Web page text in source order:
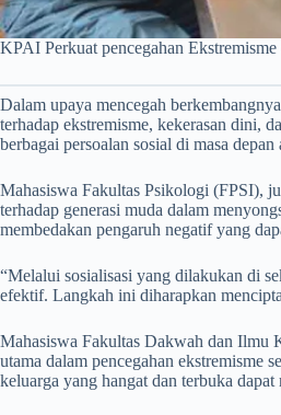
KPAI Perkuat pencegahan
Dalam upaya mencegah
terhadap ekstremisme, kekerasan dini,
berbagai persoalan sosial di masa
Mahasiswa Fakultas Psikologi (FPSI),
terhadap generasi muda dalam
membedakan pengaruh negatif yang
“Melalui sosialisasi yang dilakukan di
efektif. Langkah ini diharapkan
Mahasiswa Fakultas Dakwah dan Ilmu
utama dalam pencegahan ekstremisme
keluarga yang hangat dan terbuka